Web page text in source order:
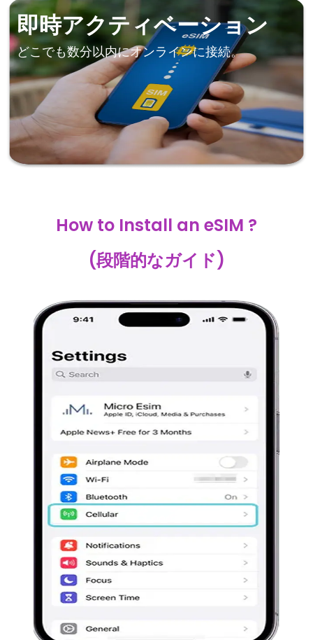
即時アクティベーション
どこでも数分以内にオンラインに接続。
How to Install an eSIM ?
(段階的なガイド)